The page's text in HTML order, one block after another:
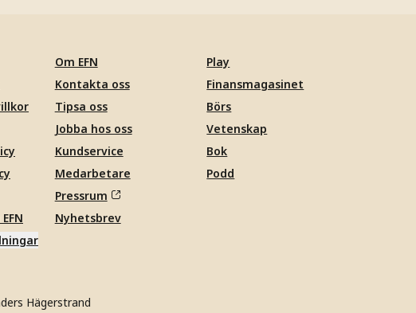
Om EFN
Kontakta oss
Tipsa oss
Jobba hos oss
Kundservice
Medarbetare
Pressrum
Nyhetsbrev
Play
Finansmagasinet
Börs
Vetenskap
Bok
Podd
Hägerstrand